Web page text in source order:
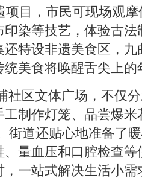
项目，市民可现场观
染等技艺，体验古
特设非遗美食区，
美食将唤醒舌尖上的
社区文体广场，不仅
制作灯笼、品尝爆米
街道还贴心地准备了
量血压和口腔检查
一站式解决生活小需